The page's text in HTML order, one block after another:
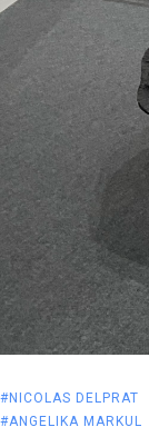
#NICOLAS DELPRAT
#ANGELIKA MARKUL